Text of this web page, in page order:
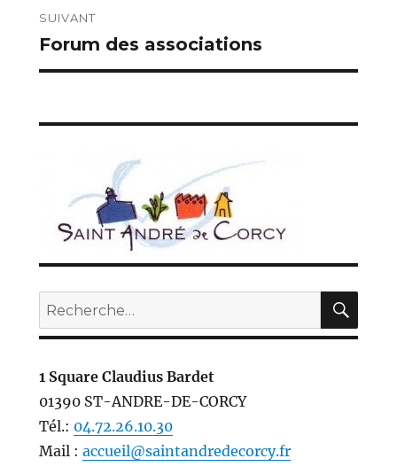
Navigation
de
SUIVANT
Publication
suivante :
Forum des associations
Recherche
pour :
1 Square Claudius Bardet
01390 ST-ANDRE-DE-CORCY
Tél.: 04.72.26.10.30
Mail : accueil@saintandredecorcy.fr